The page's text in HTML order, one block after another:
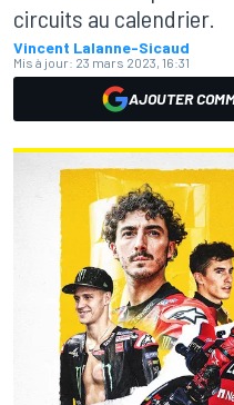
circuits au calendrier.
Vincent Lalanne-Sicaud
Mis à jour: 23 mars 2023, 16:31
AJOUTER